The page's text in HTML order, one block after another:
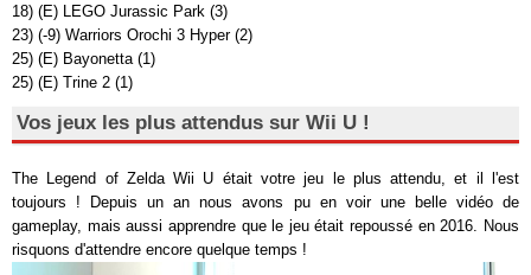
18) (E) LEGO Jurassic Park (3)
23) (-9) Warriors Orochi 3 Hyper (2)
25) (E) Bayonetta (1)
25) (E) Trine 2 (1)
Vos jeux les plus attendus sur Wii U !
The Legend of Zelda Wii U était votre jeu le plus attendu, et il l'est
toujours ! Depuis un an nous avons pu en voir une belle vidéo de
gameplay, mais aussi apprendre que le jeu était repoussé en 2016. Nous
risquons d'attendre encore quelque temps !